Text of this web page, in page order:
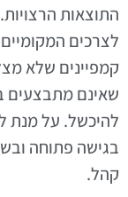
התוצאות
לצרכים
קמפיינים שלא
שאינם מתבצעים
להיכשל. על מנת
בגישה פתוחה
קהל.